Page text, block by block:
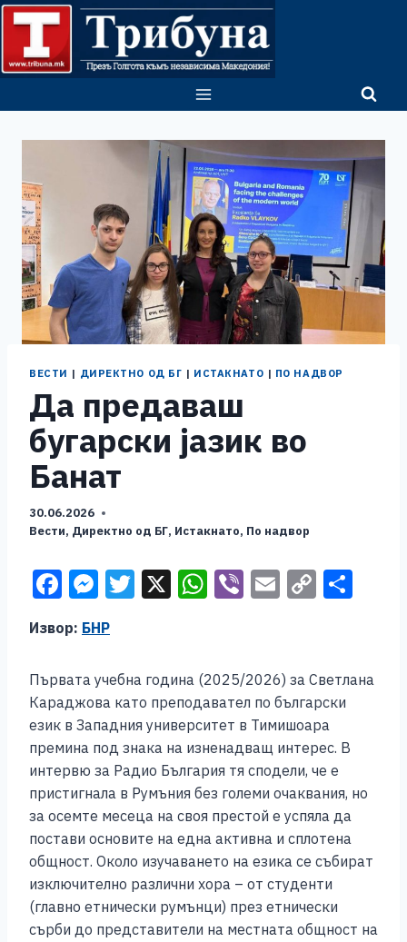
Skip
content
ВЕСТИ | ДИРЕКТНО ОД БГ | ИСТАКНАТО | ПО НАДВОР
Да предаваш
бугарски јазик во
Банат
30.06.2026
Вести, Директно од БГ, Истакнато, По надвор
F
c
e
b
o
o
k
M
e
ss
e
n
g
er
T
er
X W
s
A
p
p
Vi E
l
C
y
Li
n
k
e
Извор: БНР
Първата учебна година (2025/2026) за Светлана
Караджова като преподавател по български
език в Западния университет в Тимишоара
премина под знака на изненадващ интерес. В
интервю за Радио България тя сподели, че е
пристигнала в Румъния без големи очаквания, но
за осемте месеца на своя престой е успяла да
постави основите на една активна и сплотена
общност. Около изучаването на езика се събират
изключително различни хора – от студенти
(главно етнически румънци) през етнически
сърби до представители на местната общност на